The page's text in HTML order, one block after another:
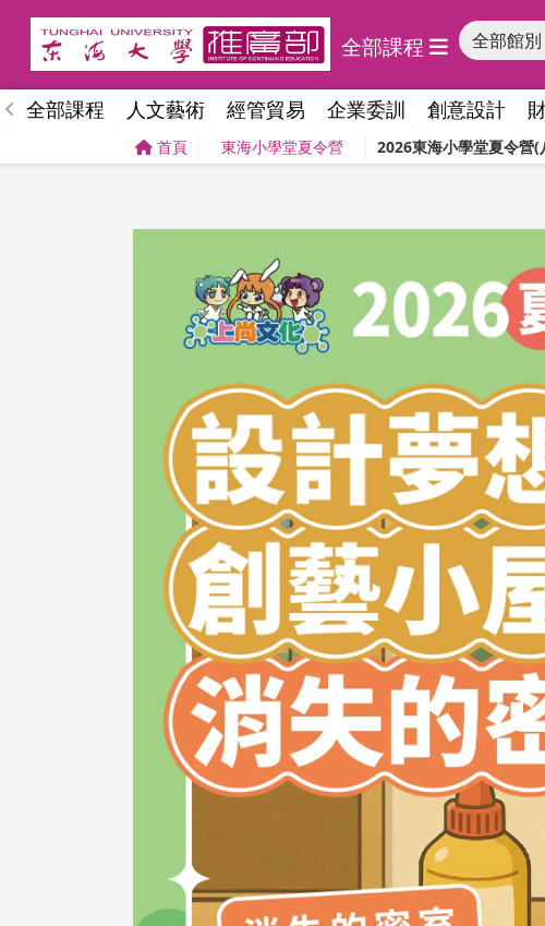
全部課程
全部課程 人文藝術 經管貿易 企業委訓 創意設計
首頁 東海小學堂夏令營 2026東海小學堂夏令營(